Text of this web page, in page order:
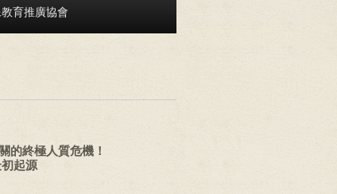
育推廣協會
的終極人質危機！
起源